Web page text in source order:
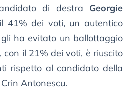
di destra Georgie
41% dei voti, un autentico
ha evitato un ballottaggio
con il 21% dei voti, è riuscito
rispetto al candidato della
Antonescu.